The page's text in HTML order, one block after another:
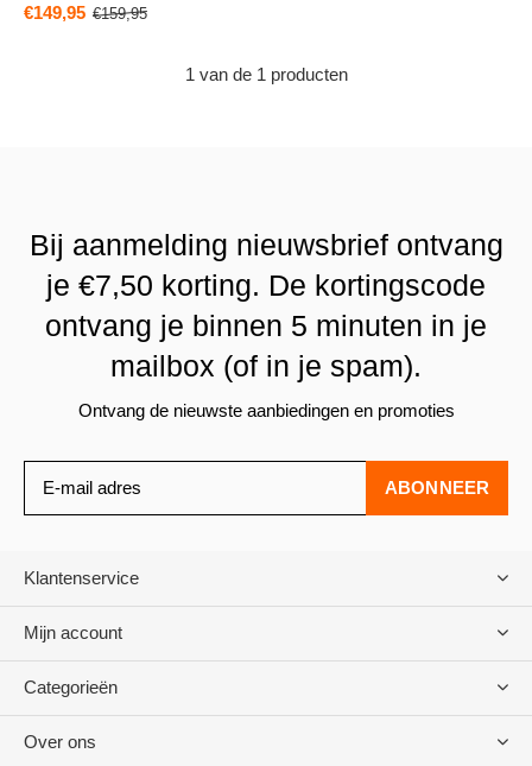
€149,95 €159,95
1 van de 1 producten
Bij aanmelding nieuwsbrief ontvang
je €7,50 korting. De kortingscode
ontvang je binnen 5 minuten in je
mailbox (of in je spam).
Ontvang de nieuwste aanbiedingen en promoties
ABONNEER
Klantenservice
Mijn account
Categorieën
Over ons